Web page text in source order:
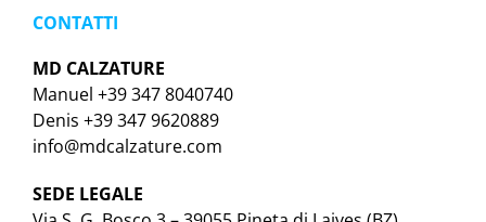
CONTATTI
MD CALZATURE
Manuel +39 347 8040740
Denis +39 347 9620889
info@mdcalzature.com
SEDE LEGALE